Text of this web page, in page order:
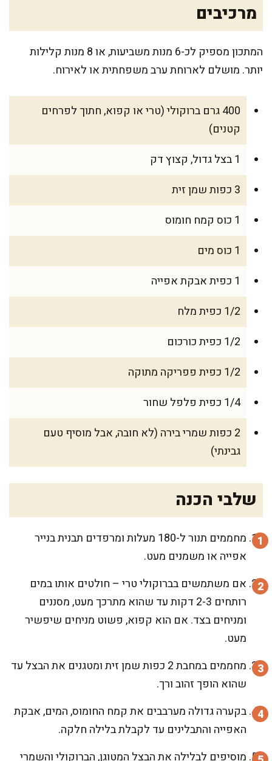
מרכיבים
המתכון מספיק לכ-6 מנות משביעות, או 8 מנות קלילות
יותר. מושלם לארוחת ערב משפחתית או לאירוח.
400 גרם ברוקולי (טרי או קפוא, חתוך לפרחים
קטנים)
1 בצל גדול, קצוץ דק
3 כפות שמן זית
1 כוס קמח חומוס
1 כוס מים
1 כפית אבקת אפייה
1/2 כפית מלח
1/2 כפית כורכום
1/2 כפית פפריקה מתוקה
1/4 כפית פלפל שחור
2 כפות שמרי בירה (לא חובה, אבל מוסיף טעם
גבינתי)
שלבי הכנה
מחממים תנור ל-180 מעלות ומרפדים תבנית בנייר
אפייה או משמנים מעט.
אם משתמשים בברוקולי טרי – חולטים אותו במים
רותחים 2-3 דקות עד שהוא מתרכך מעט, מסננים
ומניחים בצד. אם הוא קפוא, פשוט מניחים שיפשיר
מעט.
מחממים במחבת 2 כפות שמן זית ומטגנים את הבצל עד
שהוא הופך זהוב ורך.
בקערה גדולה מערבבים את קמח החומוס, המים, אבקת
האפייה והתבלינים עד לקבלת בלילה חלקה.
מוסיפים לבלילה את הבצל המטוגן, הברוקולי והשמרי